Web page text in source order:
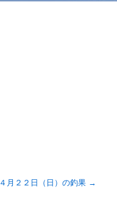
４月２２日（日）の釣果 →